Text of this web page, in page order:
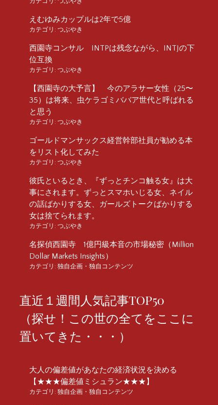
えむゆみカップルは2年で5億
カテゴリ: つぶやき
西園寺コンサル INTPは残念ながら、INTJの下
位互換
カテゴリ: つぶやき
【西園寺の大予言】 今のアラサー女性（25〜
35）は将来、虫ケラゴミババア世代と呼ばれる
と思う
カテゴリ: つぶやき
ゴールドマンサックス経営幹部社員が勧める本
をリスト化してみた
カテゴリ: つぶやき
彼氏といるとき、『ずっとチンコ触る女』は大
事にされます。ずっとスマホいじる女、ネイル
の話ばかりする女、ガールズトークばかりする
女は捨てられます。
カテゴリ: つぶやき
名探偵西園寺 1億円級本音の市場秘密（Million
Dollar Markets Insights）
カテゴリ: 独自企画・独自コンテンツ
直近１週間人気記事TOP50
（探せ！この世の全てをここに
置いてきた・・・）
大人の偏差値があなたの経済状況を決める
【★★★偏差値ミシュラン★★★】
カテゴリ: 独自企画・独自コンテンツ